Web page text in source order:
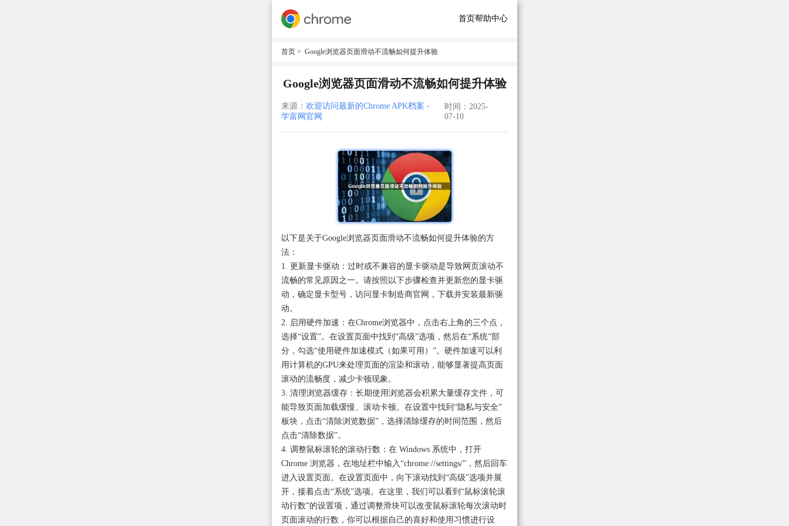
首页帮助中心
首页 > Google浏览器页面滑动不流畅如何提升体验
Google浏览器页面滑动不流畅如何提升体验
来源： 欢迎访问最新的Chrome APK档案 -
学富网官网
时间：2025-
07-10
以下是关于Google浏览器页面滑动不流畅如何提升体验的方
法：
1. 更新显卡驱动：过时或不兼容的显卡驱动是导致网页滚动不
流畅的常见原因之一。请按照以下步骤检查并更新您的显卡驱
动，确定显卡型号，访问显卡制造商官网，下载并安装最新驱
动。
2. 启用硬件加速：在Chrome浏览器中，点击右上角的三个点，
选择“设置”。在设置页面中找到“高级”选项，然后在“系统”部
分，勾选“使用硬件加速模式（如果可用）”。硬件加速可以利
用计算机的GPU来处理页面的渲染和滚动，能够显著提高页面
滚动的流畅度，减少卡顿现象。
3. 清理浏览器缓存：长期使用浏览器会积累大量缓存文件，可
能导致页面加载缓慢、滚动卡顿。在设置中找到“隐私与安全”
板块，点击“清除浏览数据”，选择清除缓存的时间范围，然后
点击“清除数据”。
4. 调整鼠标滚轮的滚动行数：在 Windows 系统中，打开
Chrome 浏览器，在地址栏中输入“chrome://settings/”，然后回车
进入设置页面。在设置页面中，向下滚动找到“高级”选项并展
开，接着点击“系统”选项。在这里，我们可以看到“鼠标滚轮滚
动行数”的设置项，通过调整滑块可以改变鼠标滚轮每次滚动时
页面滚动的行数，你可以根据自己的喜好和使用习惯进行设